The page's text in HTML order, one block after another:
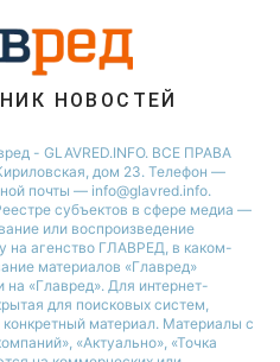
НОВОСТЕЙ
- GLAVRED.INFO. ВСЕ ПРАВА
дом 23. Телефон —
почты — info@glavred.info.
cубъектов в сфере медиа —
или воспроизведение
на агенство ГЛАВРЕД, в каком-
материалов «Главред»
«Главред». Для интернет-
для поисковых систем,
материал. Материалы с
«Актуально», «Точка